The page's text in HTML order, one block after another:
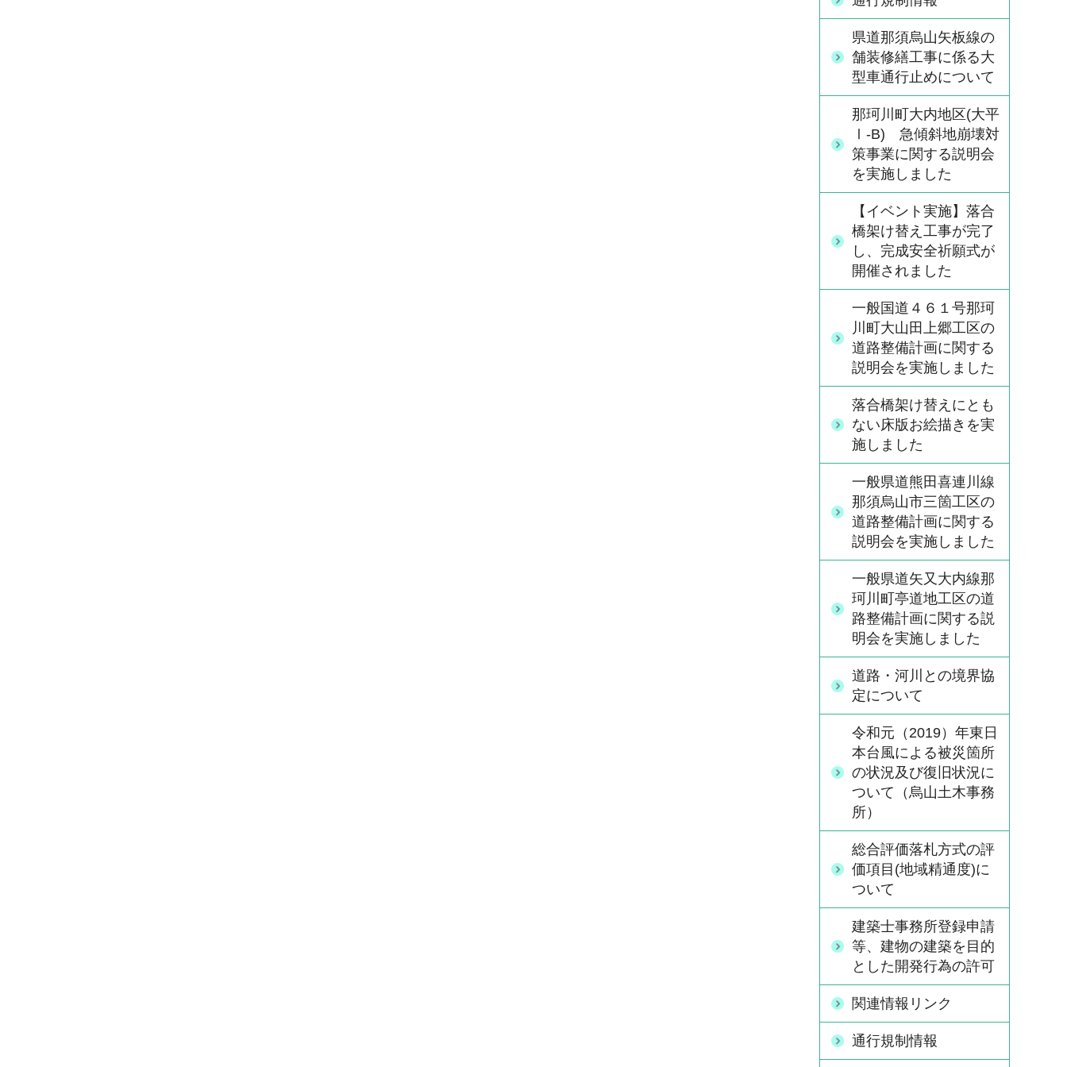
県道那須烏山矢板線の
舗装修繕工事に係る大
型車通行止めについて
那珂川町大内地区(大平
Ⅰ-B) 急傾斜地崩壊対
策事業に関する説明会
を実施しました
【イベント実施】落合
橋架け替え工事が完了
し、完成安全祈願式が
開催されました
一般国道４６１号那珂
川町大山田上郷工区の
道路整備計画に関する
説明会を実施しました
落合橋架け替えにとも
ない床版お絵描きを実
施しました
一般県道熊田喜連川線
那須烏山市三箇工区の
道路整備計画に関する
説明会を実施しました
一般県道矢又大内線那
珂川町亭道地工区の道
路整備計画に関する説
明会を実施しました
道路・河川との境界協
定について
令和元（2019）年東日
本台風による被災箇所
の状況及び復旧状況に
ついて（烏山土木事務
所）
総合評価落札方式の評
価項目(地域精通度)に
ついて
建築士事務所登録申請
等、建物の建築を目的
とした開発行為の許可
関連情報リンク
通行規制情報